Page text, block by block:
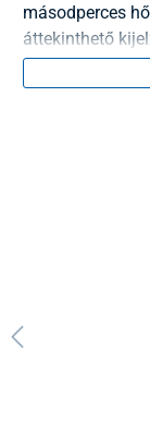
másodperces
áttekinthető